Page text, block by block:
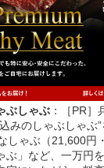
ぶしゃぶ ：［PR
みのしゃぶしゃぶ
しゃぶ（21,600円
ぶ」など、一万円